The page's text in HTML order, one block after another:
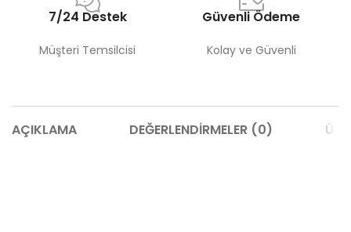
7/24 Destek
Müşteri Temsilcisi
Güvenli Ödeme
Kolay ve Güvenli
AÇIKLAMA DEĞERLENDIRMELER (0)